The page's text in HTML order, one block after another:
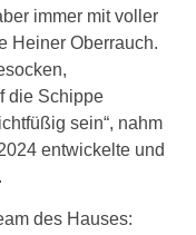
immer mit voller
Heiner Oberrauch.
die Schippe
sein“, nahm
entwickelte und
des Hauses: